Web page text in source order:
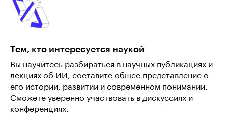
Тем, кто интересуется наукой
Вы научитесь разбираться в научных публикациях и
лекциях об ИИ, составите общее представление о
его истории, развитии и современном понимании.
Сможете уверенно участвовать в дискуссиях и
конференциях.